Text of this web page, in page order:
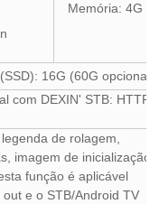
Memória: 4G
16G (60G opcional)
com DEXIN' STB: HTTP
de rolagem,
imagem de inicialização
função é aplicável
e o STB/Android TV